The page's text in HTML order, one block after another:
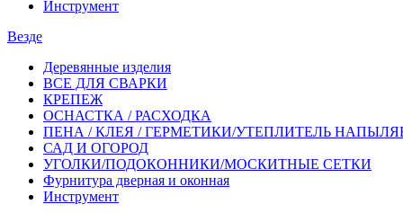
Инструмент
Везде
Деревянные изделия
ВСЕ ДЛЯ СВАРКИ
КРЕПЕЖ
ОСНАСТКА / РАСХОДКА
ПЕНА / КЛЕЯ / ГЕРМЕТИКИ/УТЕПЛИТЕЛЬ
САД И ОГОРОД
УГОЛКИ/ПОДОКОННИКИ/МОСКИТНЫЕ СЕТКИ
Фурнитура дверная и оконная
Инструмент